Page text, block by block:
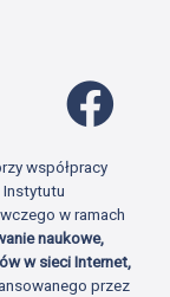
współpracy
Instytutu
w ramach
naukowe,
w sieci Internet,
przez